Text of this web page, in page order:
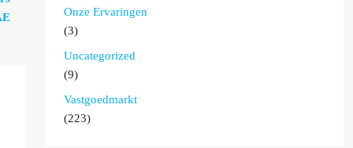
Onze Ervaringen
(3)
Uncategorized
(9)
Vastgoedmarkt
(223)